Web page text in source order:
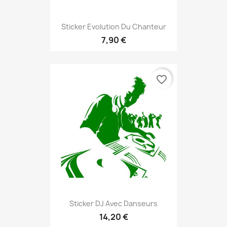
Sticker Evolution Du Chanteur
7,90 €
Sticker DJ Avec Danseurs
14,20 €
favorite_border